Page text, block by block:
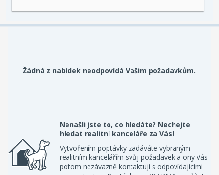
Žádná z nabídek neodpovídá Vašim požadavkům.
Nenašli jste to, co hledáte? Nechejte
hledat realitní kanceláře za Vás!
Vytvořením poptávky zadáváte vybraným
realitním kancelářím svůj požadavek a ony Vás
potom nezávazně kontaktují s odpovídajícími